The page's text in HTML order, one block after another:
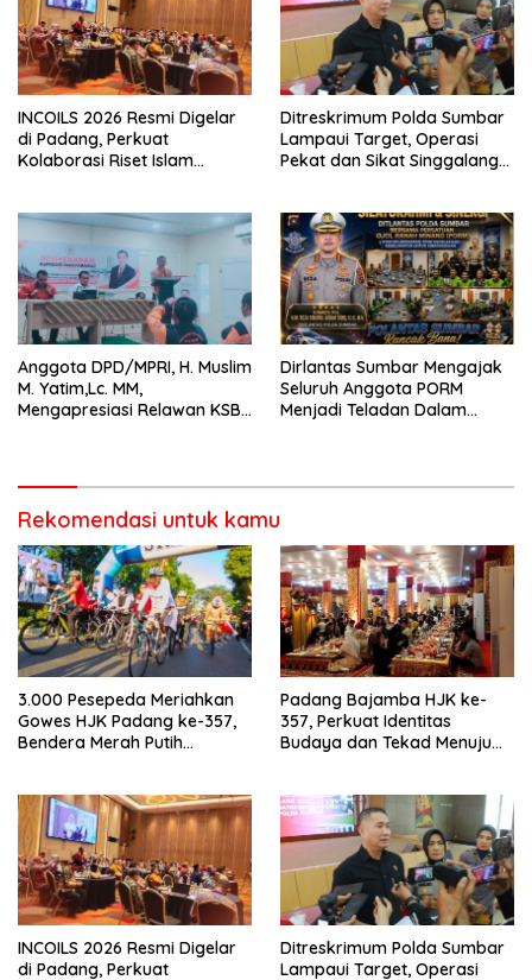
INCOILS 2026 Resmi Digelar
di Padang, Perkuat
Kolaborasi Riset Islam
Ditreskrimum Polda Sumbar
Lampaui Target, Operasi
Pekat dan Sikat Singgalang
Anggota DPD/MPRI, H. Muslim
M. Yatim,Lc. MM,
Mengapresiasi Relawan KSB
Dirlantas Sumbar Mengajak
Seluruh Anggota PORM
Menjadi Teladan Dalam
Berkendara
Rekomendasi untuk kamu
3.000 Pesepeda Meriahkan
Gowes HJK Padang ke-357,
Bendera Merah Putih
Padang Bajamba HJK ke-
357, Perkuat Identitas
Budaya dan Tekad Menuju
INCOILS 2026 Resmi Digelar
di Padang, Perkuat
Ditreskrimum Polda Sumbar
Lampaui Target, Operasi